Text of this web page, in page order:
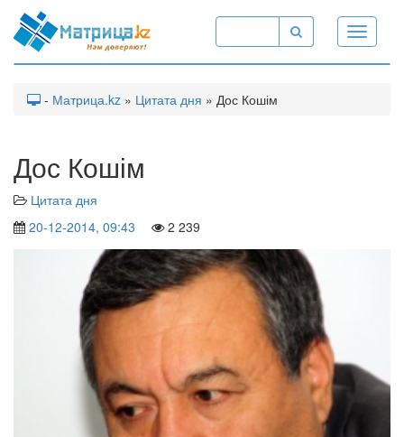
Toggle
- Матрица.kz » Цитата дня » Дос Кошім
Дос Кошім
Цитата дня
20-12-2014, 09:43
2 239